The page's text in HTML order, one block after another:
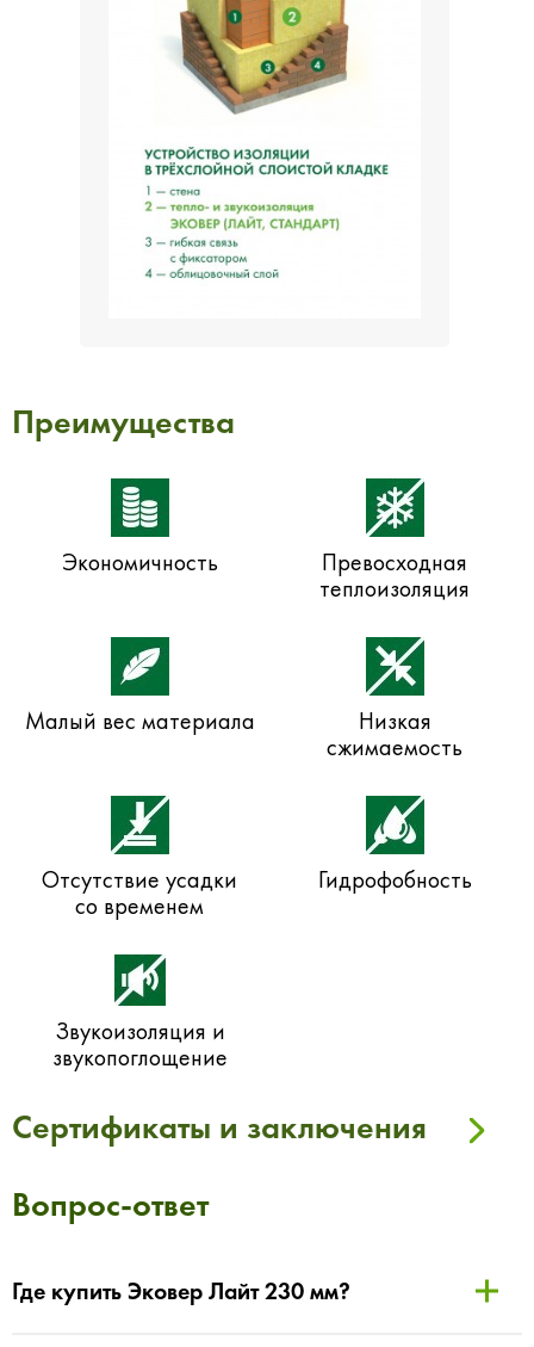
Преимущества
Экономичность
Превосходная
теплоизоляция
Малый вес материала
Низкая
сжимаемость
Отсутствие усадки
со временем
Гидрофобность
Звукоизоляция и
звукопоглощение
Сертификаты и заключения
Вопрос-ответ
Где купить Эковер Лайт 230 мм?